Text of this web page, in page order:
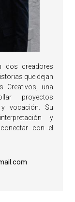
dos creadores
que dejan
Creativos, una
proyectos
vocación. Su
y
con el